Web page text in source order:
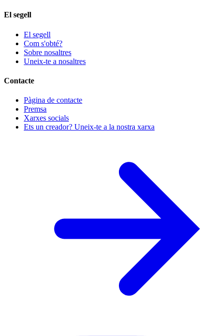
El segell
El segell
Com s'obté?
Sobre nosaltres
Uneix-te a nosaltres
Contacte
Pàgina de contacte
Premsa
Xarxes socials
Ets un creador? Uneix-te a la nostra xarxa